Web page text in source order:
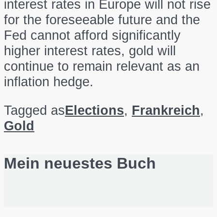
interest rates in Europe will not rise
for the foreseeable future and the
Fed cannot afford significantly
higher interest rates, gold will
continue to remain relevant as an
inflation hedge.
Tagged asElections, Frankreich,
Gold
Mein neuestes Buch